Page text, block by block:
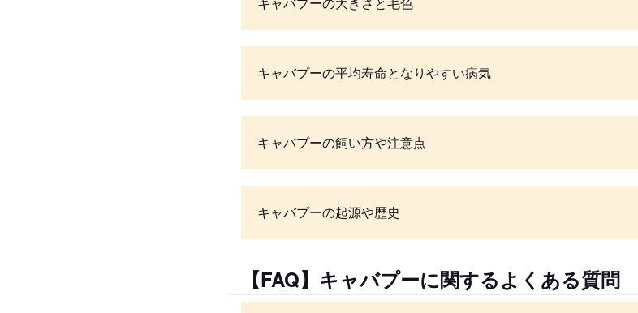
キャバプーの平均寿命となりやすい病気
キャバプーの飼い方や注意点
キャバプーの起源や歴史
【FAQ】キャバプーに関するよくある質問